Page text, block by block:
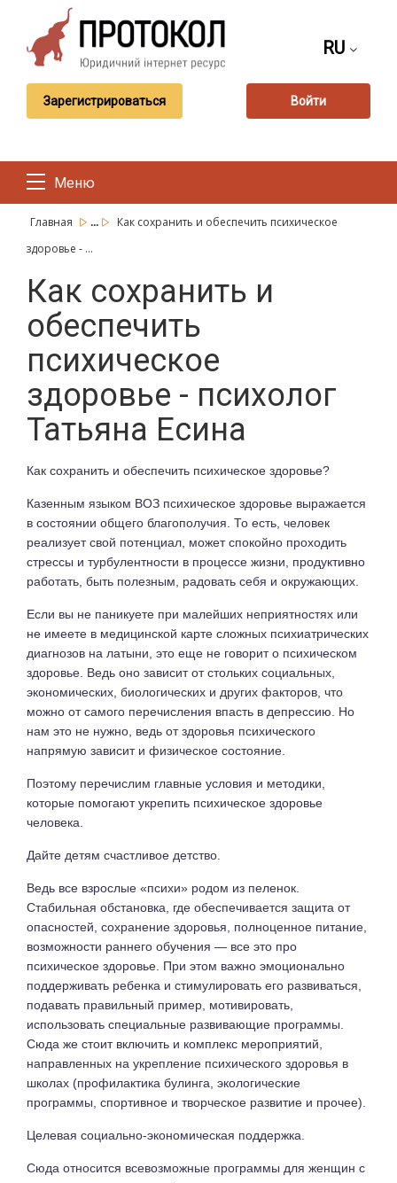
RU
Зарегистрироваться Войти
Меню
Главная ...
Как сохранить и обеспечить психическое
здоровье - ...
Как сохранить и
обеспечить
психическое
здоровье - психолог
Татьяна Есина
Как сохранить и обеспечить психическое здоровье?
Казенным языком ВОЗ психическое здоровье выражается
в состоянии общего благополучия. То есть, человек
реализует свой потенциал, может спокойно проходить
стрессы и турбулентности в процессе жизни, продуктивно
работать, быть полезным, радовать себя и окружающих.
Если вы не паникуете при малейших неприятностях или
не имеете в медицинской карте сложных психиатрических
диагнозов на латыни, это еще не говорит о психическом
здоровье. Ведь оно зависит от стольких социальных,
экономических, биологических и других факторов, что
можно от самого перечисления впасть в депрессию. Но
нам это не нужно, ведь от здоровья психического
напрямую зависит и физическое состояние.
Поэтому перечислим главные условия и методики,
которые помогают укрепить психическое здоровье
человека.
Дайте детям счастливое детство.
Ведь все взрослые «психи» родом из пеленок.
Стабильная обстановка, где обеспечивается защита от
опасностей, сохранение здоровья, полноценное питание,
возможности раннего обучения — все это про
психическое здоровье. При этом важно эмоционально
поддерживать ребенка и стимулировать его развиваться,
подавать правильный пример, мотивировать,
использовать специальные развивающие программы.
Сюда же стоит включить и комплекс мероприятий,
направленных на укрепление психического здоровья в
школах (профилактика булинга, экологические
программы, спортивное и творческое развитие и прочее).
Целевая социально-экономическая поддержка.
Сюда относится всевозможные программы для женщин с